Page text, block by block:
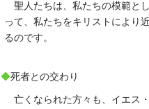
聖人たちは、私たちの模範と
って、私たちをキリストにより
るのです。
◆死者との交わり
亡くなられた方々も、イエス